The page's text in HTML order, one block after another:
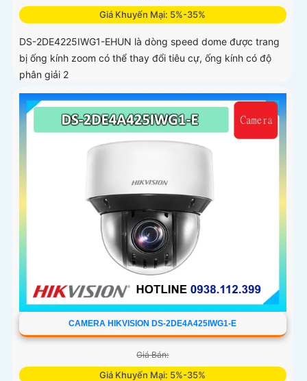
Giá Khuyến Mại: 5%-35%
DS-2DE4225IWG1-EHUN là dòng speed dome được trang
bị ống kính zoom có thể thay đổi tiêu cự, ống kính có độ
phân giải 2
CAMERA HIKVISION DS-2DE4A425IWG1-E
Giá Bán:
Giá Khuyến Mại: 5%-35%